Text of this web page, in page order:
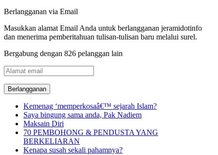
Berlangganan via Email
Masukkan alamat Email Anda untuk berlangganan jeramidotinfo
dan menerima pemberitahuan tulisan-tulisan baru melalui surel.
Bergabung dengan 826 pelanggan lain
Alamat
email
Kemenag ‘memperkosaâ€™ sejarah Islam?
Saya bingung sama anda, Pak Nadiem
Maksain Diri
70 PEMBOHONG & PENDUSTA YANG
BERKELIARAN
Kenapa susah sekali pahamnya?